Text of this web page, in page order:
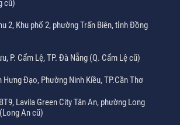
cũ)
2, Khu phố 2, phường Trấn Biên, tỉnh Đồng
P. Cẩm Lệ, TP. Đà Nẵng (Q. Cẩm Lệ cũ)
Hưng Đạo, Phường Ninh Kiều, TP.Cần Thơ
Lavila Green City Tân An, phường Long
An cũ)